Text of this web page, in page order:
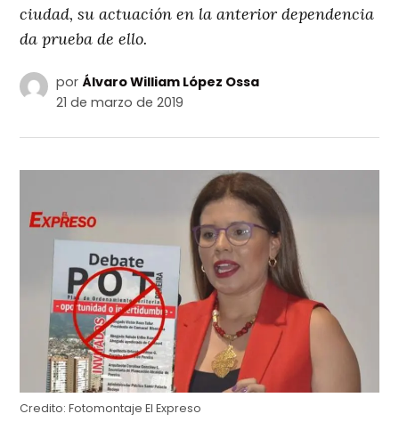
ciudad, su actuación en la anterior dependencia
da prueba de ello.
por Álvaro William López Ossa
21 de marzo de 2019
Credito: Fotomontaje El Expreso